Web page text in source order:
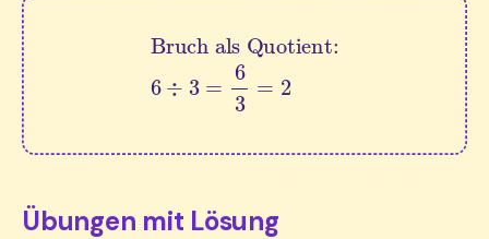
Bruch als Quotient:6÷3=6
Übungen mit Lösung